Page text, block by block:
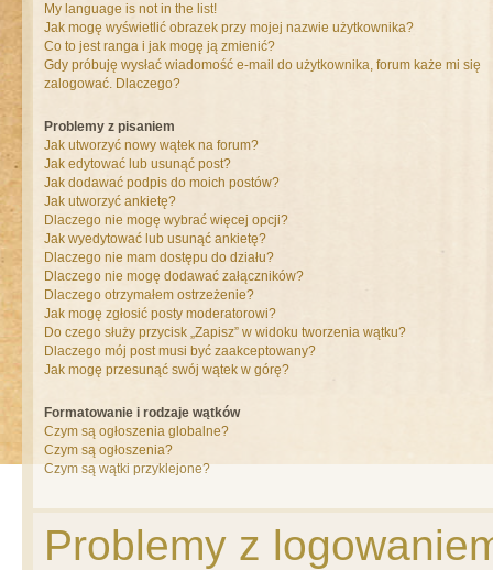
My language is not in the list!
Jak mogę wyświetlić obrazek przy mojej nazwie użytkownika?
Co to jest ranga i jak mogę ją zmienić?
Gdy próbuję wysłać wiadomość e-mail do użytkownika, forum każe mi się
zalogować. Dlaczego?
Problemy z pisaniem
Jak utworzyć nowy wątek na forum?
Jak edytować lub usunąć post?
Jak dodawać podpis do moich postów?
Jak utworzyć ankietę?
Dlaczego nie mogę wybrać więcej opcji?
Jak wyedytować lub usunąć ankietę?
Dlaczego nie mam dostępu do działu?
Dlaczego nie mogę dodawać załączników?
Dlaczego otrzymałem ostrzeżenie?
Jak mogę zgłosić posty moderatorowi?
Do czego służy przycisk „Zapisz” w widoku tworzenia wątku?
Dlaczego mój post musi być zaakceptowany?
Jak mogę przesunąć swój wątek w górę?
Formatowanie i rodzaje wątków
Czym są ogłoszenia globalne?
Czym są ogłoszenia?
Czym są wątki przyklejone?
Problemy z